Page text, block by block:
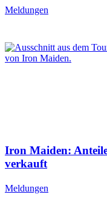
Meldungen
Iron Maiden:
verkauft
Meldungen